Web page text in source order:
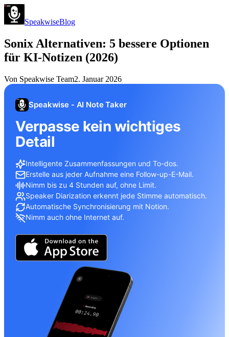
SpeakwiseBlog
Sonix Alternativen: 5 bessere Optionen
für KI-Notizen (2026)
Von Speakwise Team2. Januar 2026
Speakwise - AI Note Taker
Verpasse kein wichtiges
Detail
Intelligente Zusammenfassungen und To-dos.
Erstelle aus jeder Aufnahme eine Follow-up-E-Mail.
Nimm bis zu 4 Stunden auf, ohne Limit.
Speaker Diarization erkennt jede Stimme automatisch.
Automatische Synchronisierung mit Notion.
Nimm auch ohne Internet auf.